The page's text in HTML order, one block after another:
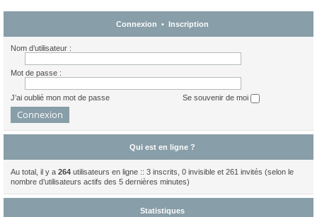
Connexion • Inscription
Nom d’utilisateur :
Mot de passe :
J’ai oublié mon mot de passe Se souvenir de moi
Qui est en ligne ?
Au total, il y a 264 utilisateurs en ligne :: 3 inscrits, 0 invisible et 261 invités (selon le
nombre d’utilisateurs actifs des 5 dernières minutes)
Statistiques